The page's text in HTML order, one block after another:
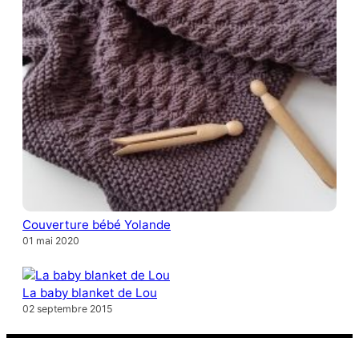
Couverture bébé Yolande
01 mai 2020
La baby blanket de Lou
02 septembre 2015